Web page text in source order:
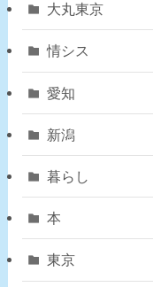
大丸東京
情シス
愛知
新潟
暮らし
本
東京